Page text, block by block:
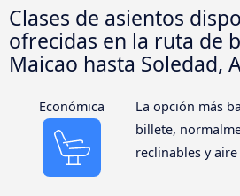
Clases de asientos
ofrecidas en la ruta de
Maicao hasta Soledad,
Económica
La opción más
billete,
reclinables y